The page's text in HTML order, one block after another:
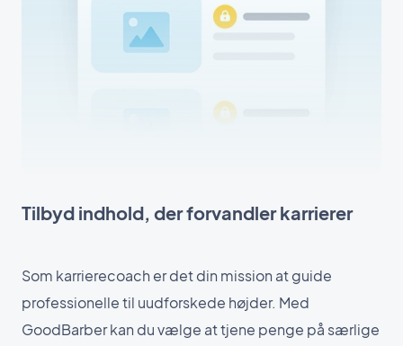
Tilbyd indhold, der forvandler karrierer
Som karrierecoach er det din mission at guide
professionelle til uudforskede højder. Med
GoodBarber kan du vælge at tjene penge på særlige